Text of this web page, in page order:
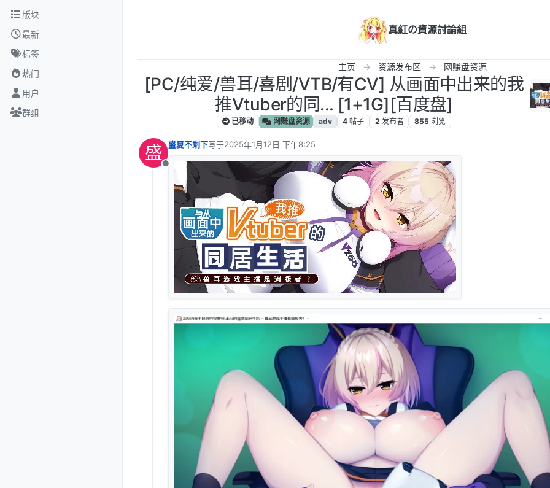
跳转至内容
版块
最新
标签
热门
用户
群组
真紅の資源討論組
主页 资源发布区 网赚盘资源
[PC/纯爱/兽耳/喜剧/VTB/有CV] 从画面中出来的我
推Vtuber的同... [1+1G][百度盘]
已移动 网赚盘资源 adv 4 帖子 2 发布者 855 浏览
盛
离线
盛夏不剩下写于2025年1月12日 下午8:25
最后由 编辑